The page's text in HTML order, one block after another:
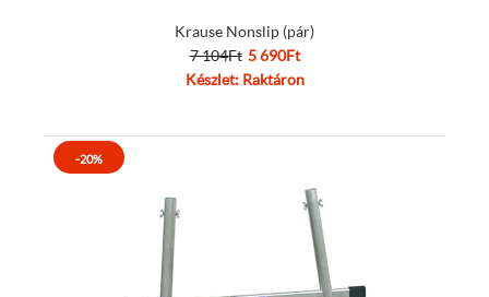
Krause Nonslip (pár)
7 104Ft 5 690Ft
Készlet: Raktáron
-20%